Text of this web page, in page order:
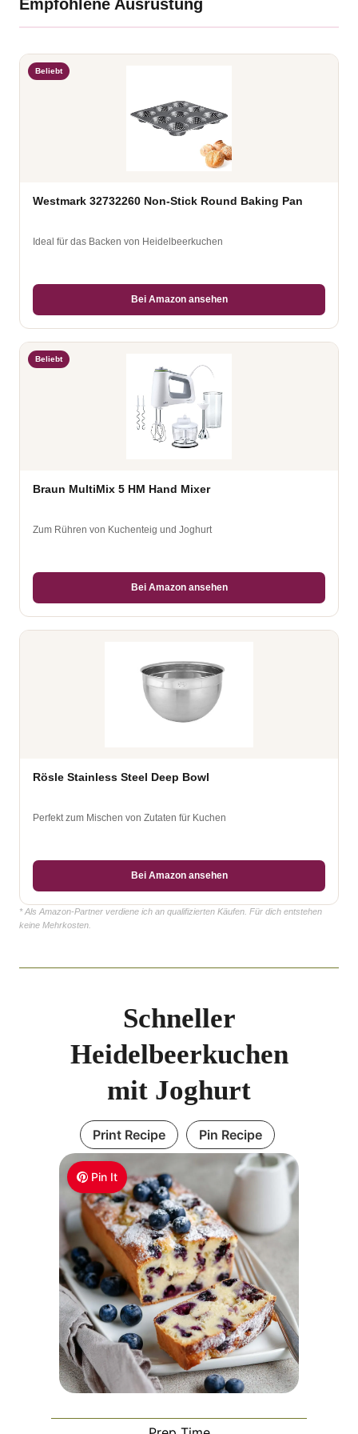
Empfohlene Ausrüstung
Beliebt
Westmark 32732260 Non-Stick Round Baking Pan
Ideal für das Backen von Heidelbeerkuchen
Bei Amazon ansehen
Beliebt
Braun MultiMix 5 HM Hand Mixer
Zum Rühren von Kuchenteig und Joghurt
Bei Amazon ansehen
Rösle Stainless Steel Deep Bowl
Perfekt zum Mischen von Zutaten für Kuchen
Bei Amazon ansehen
* Als Amazon-Partner verdiene ich an qualifizierten Käufen. Für dich entstehen
keine Mehrkosten.
Pin It
Schneller
Heidelbeerkuchen
mit Joghurt
Print Recipe Pin Recipe